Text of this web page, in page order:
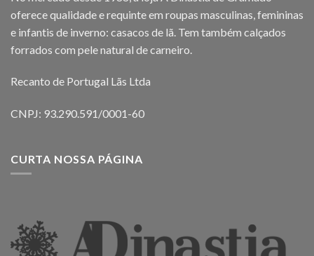
oferece qualidade e requinte em roupas masculinas, femininas
e infantis de inverno: casacos de lã. Tem também calçados
forrados com pele natural de carneiro.
Recanto de Portugal Lãs Ltda
CNPJ: 93.290.591/0001-60
CURTA NOSSA PÁGINA